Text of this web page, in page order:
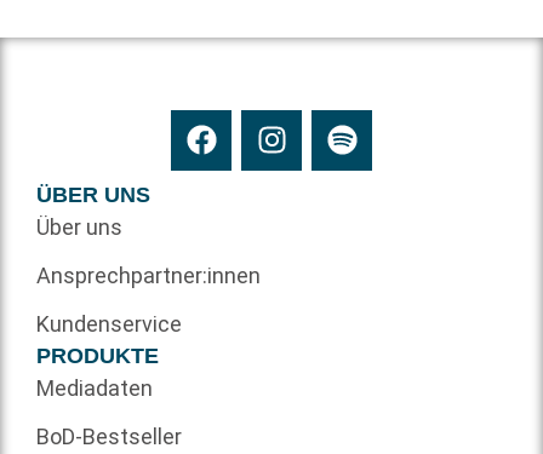
ÜBER UNS
Über uns
Ansprechpartner:innen
Kundenservice
PRODUKTE
Mediadaten
BoD-Bestseller